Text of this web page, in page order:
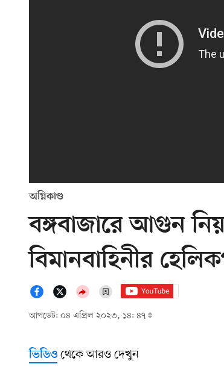
অগ্নিকাণ্ড
বঙ্গবাজারে আগুন
বিমানবাহিনীর
আপডেট: ০৪ এপ্রিল ২০২৩, ১৪: ৪৭
ভিডিও থেকে আরও দেখুন